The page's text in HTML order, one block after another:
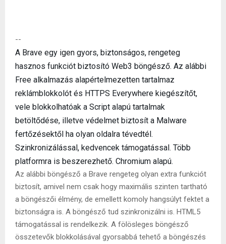
--
A Brave egy igen gyors, biztonságos, rengeteg
hasznos funkciót biztosító Web3 böngésző. Az alábbi
Free alkalmazás alapértelmezetten tartalmaz
reklámblokkolót és HTTPS Everywhere kiegészítőt,
vele blokkolhatóak a Script alapú tartalmak
betöltődése, illetve védelmet biztosít a Malware
fertőzésektől ha olyan oldalra tévedtél.
Szinkronizálással, kedvencek támogatással. Több
platformra is beszerezhető. Chromium alapú.
Az alábbi böngésző a Brave rengeteg olyan extra funkciót
biztosít, amivel nem csak hogy maximális szinten tartható
a böngészői élmény, de emellett komoly hangsúlyt fektet a
biztonságra is. A böngésző tud szinkronizálni is. HTML5
támogatással is rendelkezik. A fölösleges böngésző
összetevők blokkolásával gyorsabbá tehető a böngészés